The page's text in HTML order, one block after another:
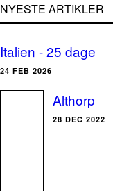
NYESTE ARTIKLER
Italien - 25 dage
24 FEB 2026
Althorp
28 DEC 2022